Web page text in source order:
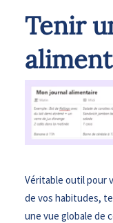
Tenir
Véritable outil pour
de vos habitudes,
une vue globale de